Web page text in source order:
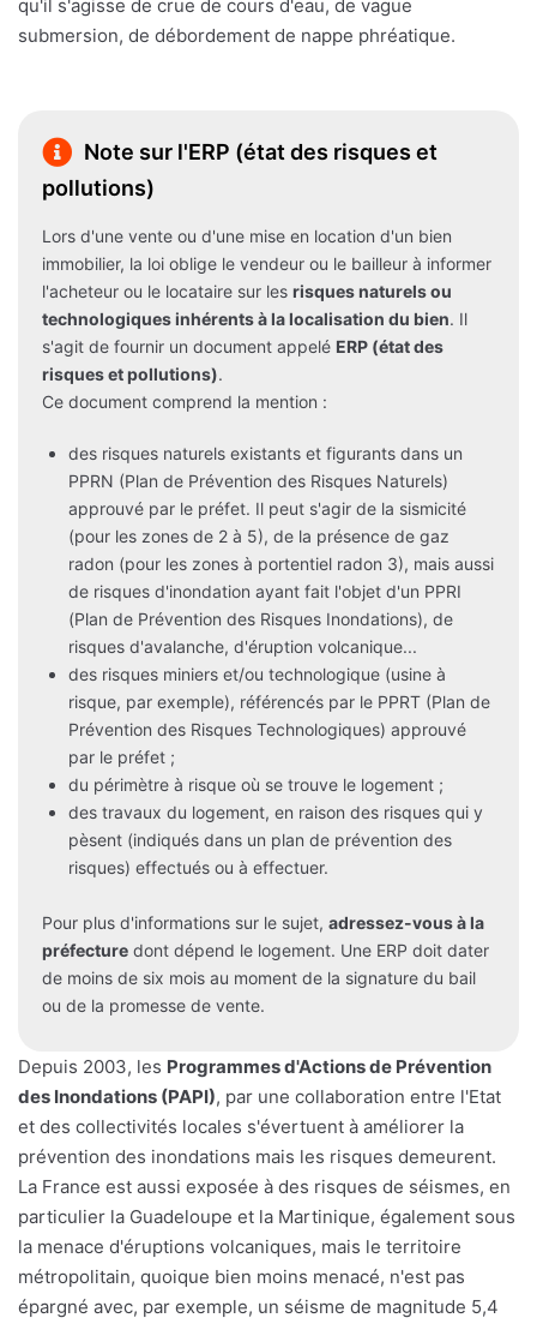
qu'il s'agisse de crue de cours d'eau, de vague
submersion, de débordement de nappe phréatique.
Note sur l'ERP (état des risques et
pollutions)
Lors d'une vente ou d'une mise en location d'un bien
immobilier, la loi oblige le vendeur ou le bailleur à informer
l'acheteur ou le locataire sur les risques naturels ou
technologiques inhérents à la localisation du bien. Il
s'agit de fournir un document appelé ERP (état des
risques et pollutions).
Ce document comprend la mention :
des risques naturels existants et figurants dans un
PPRN (Plan de Prévention des Risques Naturels)
approuvé par le préfet. Il peut s'agir de la sismicité
(pour les zones de 2 à 5), de la présence de gaz
radon (pour les zones à portentiel radon 3), mais aussi
de risques d'inondation ayant fait l'objet d'un PPRI
(Plan de Prévention des Risques Inondations), de
risques d'avalanche, d'éruption volcanique...
des risques miniers et/ou technologique (usine à
risque, par exemple), référencés par le PPRT (Plan de
Prévention des Risques Technologiques) approuvé
par le préfet ;
du périmètre à risque où se trouve le logement ;
des travaux du logement, en raison des risques qui y
pèsent (indiqués dans un plan de prévention des
risques) effectués ou à effectuer.
Pour plus d'informations sur le sujet, adressez-vous à la
préfecture dont dépend le logement. Une ERP doit dater
de moins de six mois au moment de la signature du bail
ou de la promesse de vente.
Depuis 2003, les Programmes d'Actions de Prévention
des Inondations (PAPI), par une collaboration entre l'Etat
et des collectivités locales s'évertuent à améliorer la
prévention des inondations mais les risques demeurent.
La France est aussi exposée à des risques de séismes, en
particulier la Guadeloupe et la Martinique, également sous
la menace d'éruptions volcaniques, mais le territoire
métropolitain, quoique bien moins menacé, n'est pas
épargné avec, par exemple, un séisme de magnitude 5,4